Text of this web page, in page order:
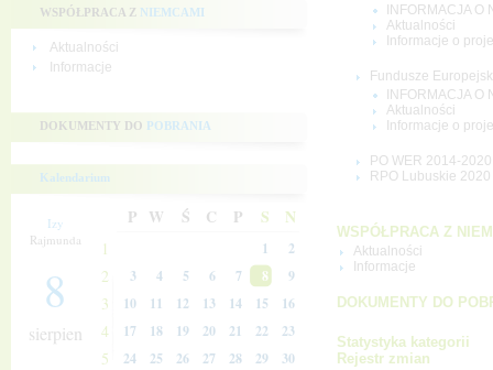
WSPÓŁPRACA Z NIEMCAMI
Aktualności
Informacje
DOKUMENTY DO POBRANIA
Kalendarium
Izy
Rajmunda
8
sierpien
P W Ś C P S N
1 1 2
2 3 4 5 6 7 8 9
3 10 11 12 13 14 15 16
4 17 18 19 20 21 22 23
5 24 25 26 27 28 29 30
INFORMACJA O
Aktualności
Informacje o
Fundusze
INFORMACJA O
Aktualności
Informacje o
PO WER 2014-2020
RPO Lubuskie 2020
WSPÓŁPRACA Z
Aktualności
Informacje
DOKUMENTY DO
Statystyka kategorii
Rejestr zmian